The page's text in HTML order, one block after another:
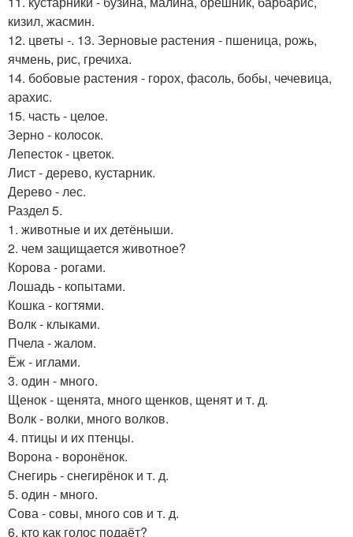
кизил, жасмин.
12. цветы -. 13. Зерновые растения - пшеница, рожь,
ячмень, рис, гречиха.
14. бобовые растения - горох, фасоль, бобы, чечевица,
арахис.
15. часть - целое.
Зерно - колосок.
Лепесток - цветок.
Лист - дерево, кустарник.
Дерево - лес.
Раздел 5.
1. животные и их детёныши.
2. чем защищается животное?
Корова - рогами.
Лошадь - копытами.
Кошка - когтями.
Волк - клыками.
Пчела - жалом.
Ёж - иглами.
3. один - много.
Щенок - щенята, много щенков, щенят и т. д.
Волк - волки, много волков.
4. птицы и их птенцы.
Ворона - воронёнок.
Снегирь - снегирёнок и т. д.
5. один - много.
Сова - совы, много сов и т. д.
6. кто как голос подаёт?